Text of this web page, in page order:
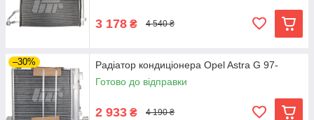
3 178 ₴ 4 540 ₴
–30%
Радіатор кондиціонера Opel Astra G 97-
Готово до відправки
2 933 ₴ 4 190 ₴